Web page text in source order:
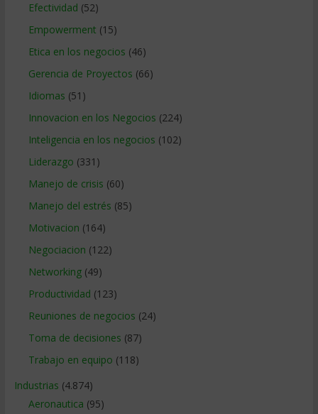
Efectividad (52)
Empowerment (15)
Etica en los negocios (46)
Gerencia de Proyectos (66)
Idiomas (51)
Innovacion en los Negocios (224)
Inteligencia en los negocios (102)
Liderazgo (331)
Manejo de crisis (60)
Manejo del estrés (85)
Motivacion (164)
Negociacion (122)
Networking(49)
Productividad (123)
Reuniones de negocios (24)
Toma de decisiones (87)
Trabajo en equipo (118)
Industrias (4.874)
Aeronautica (95)